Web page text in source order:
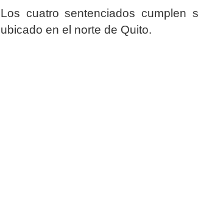
Los cuatro sentenciados
ubicado en el norte de Quito.